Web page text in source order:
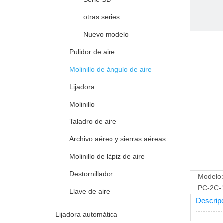
otras series
Nuevo modelo
Pulidor de aire
Molinillo de ángulo de aire
Lijadora
Molinillo
Taladro de aire
Archivo aéreo y sierras aéreas
Molinillo de lápiz de aire
Destornillador
Llave de aire
Lijadora automática
Modelo:
PC-2C-1